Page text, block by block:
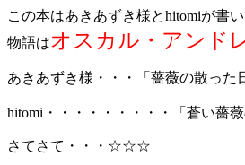
この本はあきあずき様とhitomiが書
物語はオスカル・アンド
あきあずき様・・・「薔薇の散った
hitomi・・・・・・・・・「蒼い薔
さてさて・・・☆☆☆